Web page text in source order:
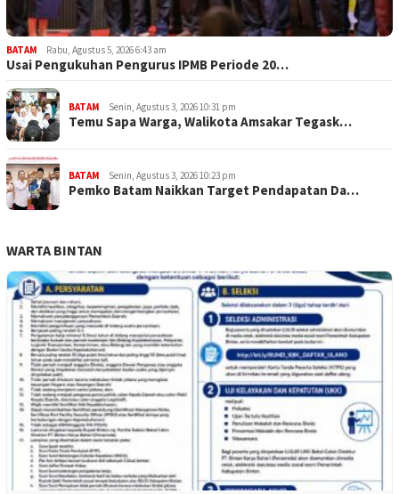
BATAM Rabu, Agustus 5, 2026 6:43 am
Usai Pengukuhan Pengurus IPMB Periode 20…
BATAM Senin, Agustus 3, 2026 10:31 pm
Temu Sapa Warga, Walikota Amsakar Tegask…
BATAM Senin, Agustus 3, 2026 10:23 pm
Pemko Batam Naikkan Target Pendapatan Da…
WARTA BINTAN